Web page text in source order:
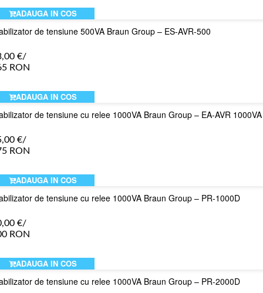
ADAUGA IN COS
de tensiune 500VA Braun Group – ES-AVR-500
€/
RON
ADAUGA IN COS
de tensiune cu relee 1000VA Braun Group – EA-AVR 1000VA
€/
RON
ADAUGA IN COS
de tensiune cu relee 1000VA Braun Group – PR-1000D
€/
RON
ADAUGA IN COS
de tensiune cu relee 1000VA Braun Group – PR-2000D